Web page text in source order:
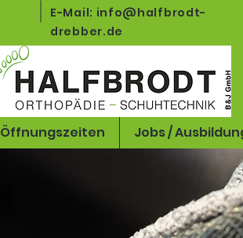
E-Mail: info@halfbrodt-
drebber.de
Öffnungszeiten Jobs /